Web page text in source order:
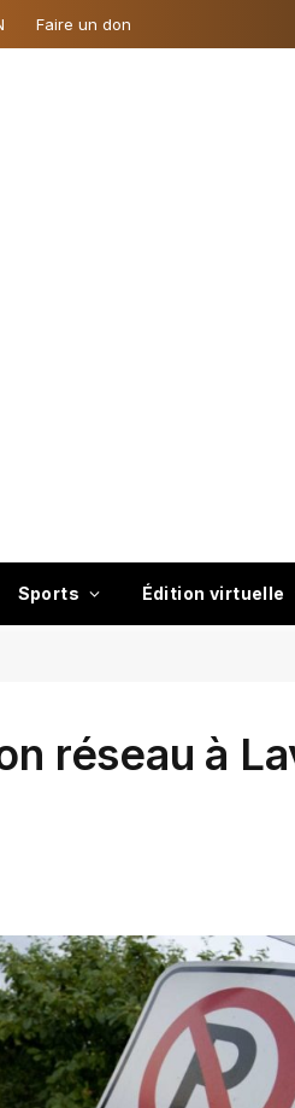
Faire un don
Sports Édition virtuelle
réseau à